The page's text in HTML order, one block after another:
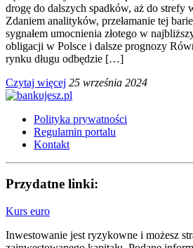
drogę do dalszych spadków, aż do strefy
Zdaniem analityków, przełamanie tej
sygnałem umocnienia złotego w
obligacji w Polsce i dalsze prognozy
rynku długu odbędzie […]
Czytaj więcej 25 września 2024
Polityka prywatności
Regulamin portalu
Kontakt
Przydatne linki:
Kurs euro
Inwestowanie jest ryzykowne i możesz